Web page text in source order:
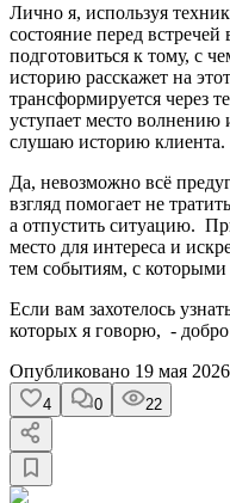
Лично я, используя
состояние перед
подготовиться к тому, с
историю расскажет на
трансформируется через
уступает место волнению
слушаю историю клиента.
Да, невозможно всё
взгляд помогает не
а отпустить ситуацию.
место для интереса и
тем событиям, с которыми
Если вам захотелось
которых я говорю, -
Опубликовано 19 мая 2026
4 0 22